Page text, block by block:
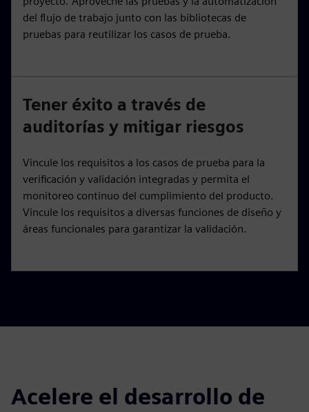
del flujo de trabajo junto con las bibliotecas de
pruebas para reutilizar los casos de prueba.
Tener éxito a través de
auditorías y mitigar riesgos
Vincule los requisitos a los casos de prueba para la
verificación y validación integradas y permita el
monitoreo continuo del cumplimiento del producto.
Vincule los requisitos a diversas funciones de diseño y
áreas funcionales para garantizar la validación.
Acelere el desarrollo de